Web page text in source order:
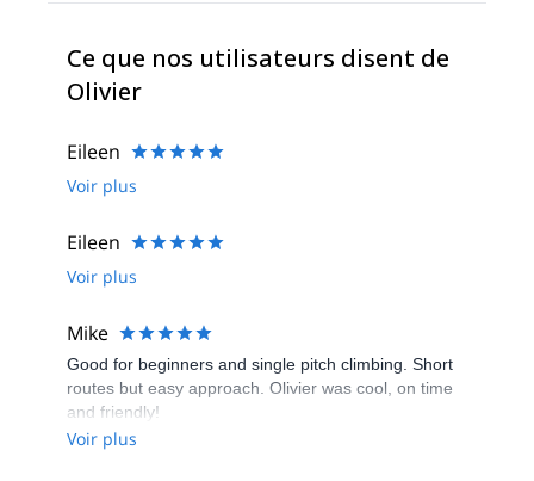
Ce que nos utilisateurs disent de
Olivier
Eileen
Voir plus
Eileen
Voir plus
Mike
Good for beginners and single pitch climbing. Short
routes but easy approach. Olivier was cool, on time
and friendly!
Voir plus